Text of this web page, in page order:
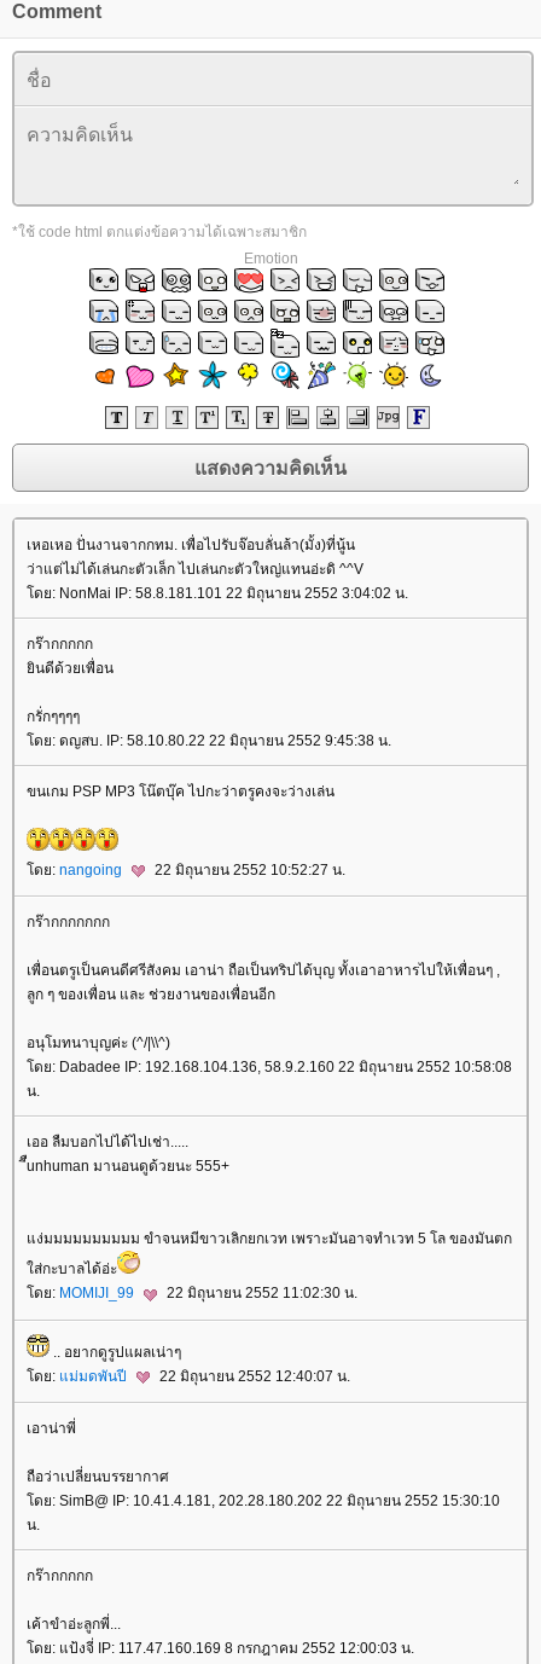
Comment
*ใช้ code html ตกแต่งข้อความได้เฉพาะสมาชิก
Emotion
เหอเหอ ปั่นงานจากกทม. เพื่อไปรับจ๊อบลั่นล้า(มั้ง)ที่นู้น
ว่าแต่ไม่ได้เล่นกะตัวเล็ก ไปเล่นกะตัวใหญ่แทนอ่ะดิ ^^V
ดย: NonMai IP: 58.8.181.101 22 มิถุนายน 2552 3:04:02 น.
กร๊ากกกกก
ินดีด้วยเพื่อน
กรั่กๆๆๆๆ
ดย: ดญสบ. IP: 58.10.80.22 22 มิถุนายน 2552 9:45:38 น.
ขนเกม PSP MP3 โน๊ตบุ๊ค ไปกะว่าตรูคงจะว่างเล่น
ดย: nangoing 22 มิถุนายน 2552 10:52:27 น.
กร๊ากกกกกกก
เพื่อนตรูเป็นคนดีศรีสังคม เอาน่า ถือเป็นทริปได้บุญ ทั้งเอาอาหารไปให้เพื่อนๆ ,
ลูก ๆ ของเพื่อน และ ช่วยงานของเพื่อนอีก
อนุโมทนาบุญค่ะ (^/|\\^)
ดย: Dabadee IP: 192.168.104.136, 58.9.2.160 22 มิถุนายน 2552 10:58:08
น.
เออ ลืมบอกไปได้ไปเช่า.....
ีืunhuman มานอนดูด้วยนะ 555+
ง่มมมมมมมมมม ขำจนหมีขาวเลิกยกเวท เพราะมันอาจทำเวท 5 โล ของมันตก
ส่กะบาลได้อ่ะ
ดย: MOMIJI_99 22 มิถุนายน 2552 11:02:30 น.
.. อยากดูรูปแผลเน่าๆ
ดย: ม่มดพันปี 22 มิถุนายน 2552 12:40:07 น.
เอาน่าพี่
ถือว่าเปลี่ยนบรรยากาศ
ดย: SimB@ IP: 10.41.4.181, 202.28.180.202 22 มิถุนายน 2552 15:30:10
น.
กร๊ากกกกก
เค้าขำอ่ะลูกพี่...
ดย: แป้งจี่ IP: 117.47.160.169 8 กรกฎาคม 2552 12:00:03 น.